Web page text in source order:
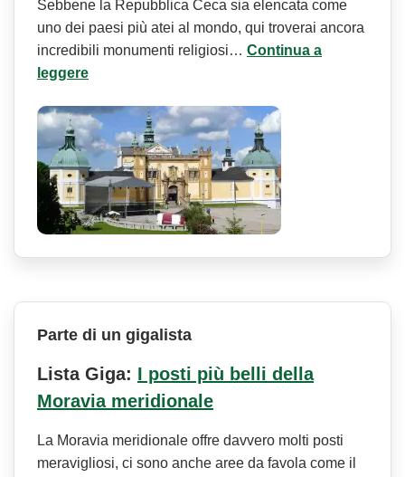
Sebbene la Repubblica Ceca sia elencata come
uno dei paesi più atei al mondo, qui troverai ancora
incredibili monumenti religiosi… Continua a
leggere
Parte di un gigalista
Lista Giga: I posti più belli della
Moravia meridionale
La Moravia meridionale offre davvero molti posti
meravigliosi, ci sono anche aree da favola come il